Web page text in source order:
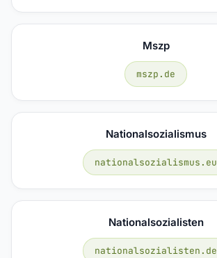
Mszp
mszp.de
Nationalsozialismus
nationalsozialismus.eu
Nationalsozialisten
nationalsozialisten.de